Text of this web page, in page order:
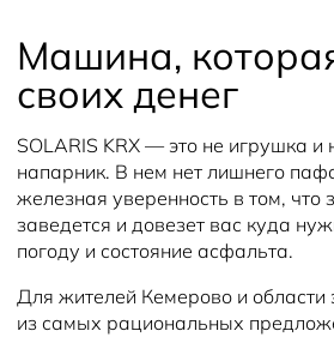
Машина,
своих денег
SOLARIS KRX — это не игрушка
напарник. В нем нет лишнего
железная уверенность в том, что
заведется и довезет вас куда
погоду и состояние асфальта.
Для жителей Кемерово и области
из самых рациональных